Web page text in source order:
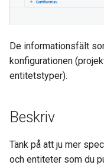
De informationsfält
konfigurationen
entitetstyper).
Beskriv
Tänk på att ju mer
och entiteter som du